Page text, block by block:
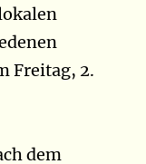
Freitag, 2.
dem